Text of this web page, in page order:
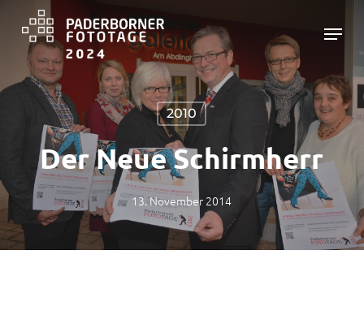
main
content
Menu
2010
Der Neue Schirmherr
13. November 2014